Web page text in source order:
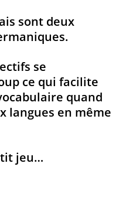
sont deux
se
ce qui facilite
quand
langues en même
jeu…